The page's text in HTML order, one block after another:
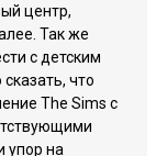
центр,
Так же
с детским
что
The Sims с
упор на